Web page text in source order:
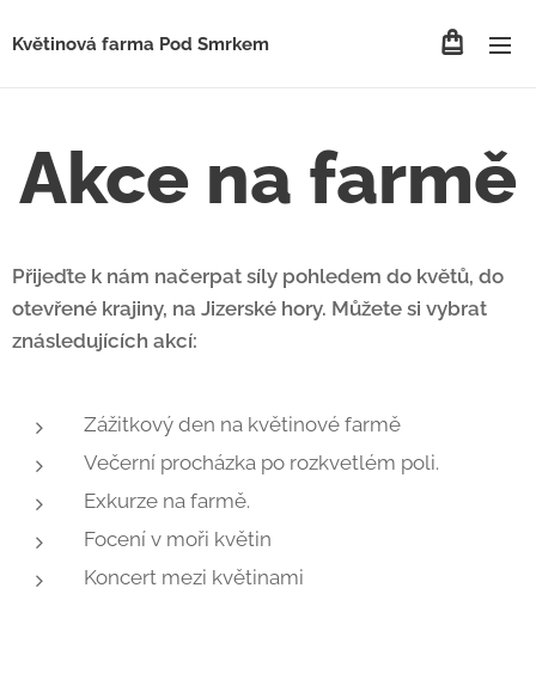
Květinová farma Pod Smrkem
Akce na farmě
Přijeďte k nám načerpat síly pohledem do květů, do
otevřené krajiny, na Jizerské hory. Můžete si vybrat
znásledujících akcí:
Zážitkový den na květinové farmě
Večerní procházka po rozkvetlém poli.
Exkurze na farmě.
Focení v moři květin
Koncert mezi květinami